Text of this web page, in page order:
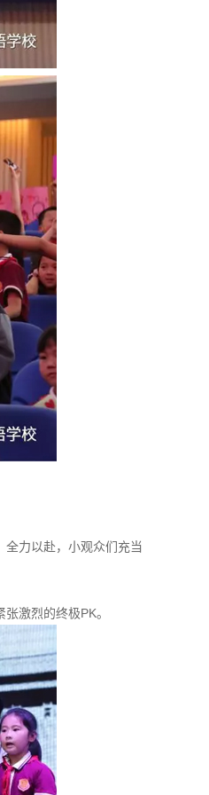
全力以赴，小观众们充当
激烈的终极PK。